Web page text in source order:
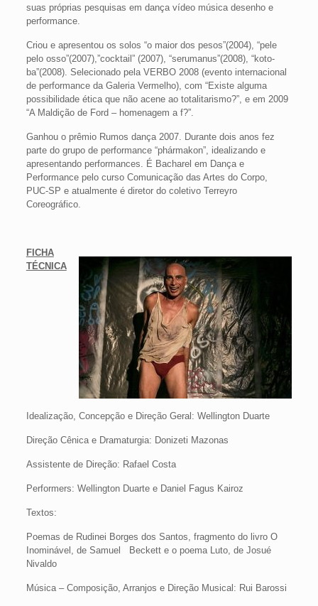
suas próprias pesquisas em dança vídeo música desenho e
performance.
Criou e apresentou os solos “o maior dos pesos”(2004), “pele
pelo osso”(2007),”cocktail” (2007), “serumanus”(2008), “koto-
ba”(2008). Selecionado pela VERBO 2008 (evento internacional
de performance da Galeria Vermelho), com “Existe alguma
possibilidade ética que não acene ao totalitarismo?”, e em 2009
“A Maldição de Ford – homenagem a f?”.
Ganhou o prêmio Rumos dança 2007. Durante dois anos fez
parte do grupo de performance “phármakon”, idealizando e
apresentando performances. É Bacharel em Dança e
Performance pelo curso Comunicação das Artes do Corpo,
PUC-SP e atualmente é diretor do coletivo Terreyro
Coreográfico.
FICHA
TÉCNICA
Idealização, Concepção e Direção Geral: Wellington Duarte
Direção Cênica e Dramaturgia: Donizeti Mazonas
Assistente de Direção: Rafael Costa
Performers: Wellington Duarte e Daniel Fagus Kairoz
Textos:
Poemas de Rudinei Borges dos Santos, fragmento do livro O
Inominável, de Samuel Beckett e o poema Luto, de Josué
Nivaldo
Música – Composição, Arranjos e Direção Musical: Rui Barossi